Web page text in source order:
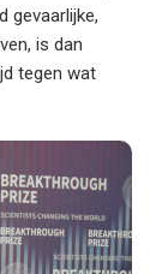
gevaarlijke,
is dan
tegen wat